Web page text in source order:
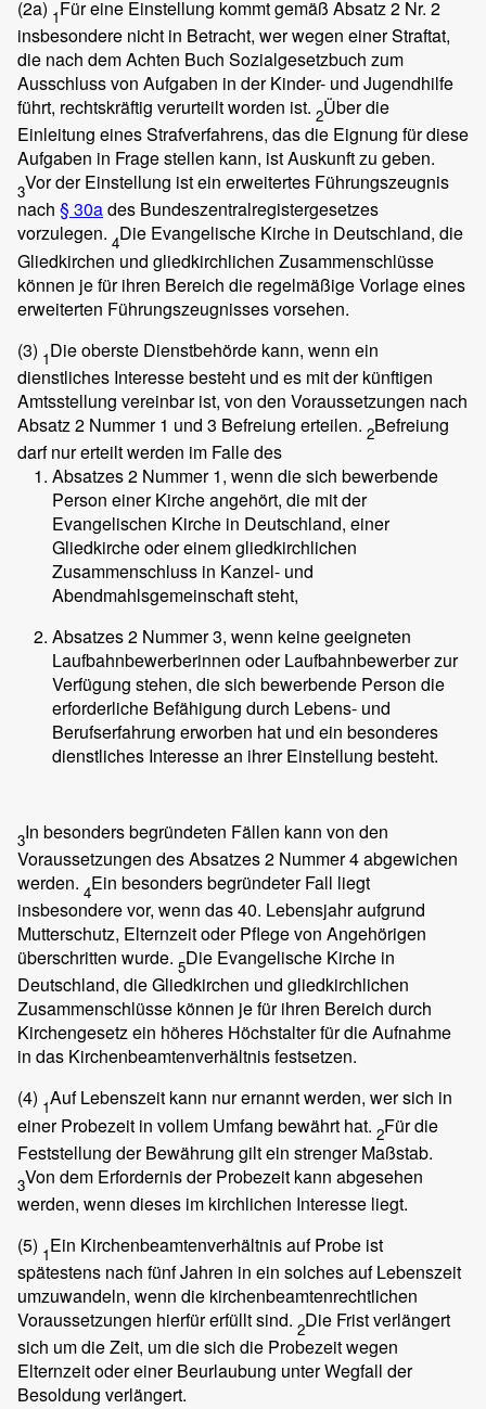
(2a) 1Für eine Einstellung kommt gemäß Absatz 2 Nr. 2
insbesondere nicht in Betracht, wer wegen einer Straftat,
die nach dem Achten Buch Sozialgesetzbuch zum
Ausschluss von Aufgaben in der Kinder- und Jugendhilfe
führt, rechtskräftig verurteilt worden ist. 2Über die
Einleitung eines Strafverfahrens, das die Eignung für diese
Aufgaben in Frage stellen kann, ist Auskunft zu geben.
3Vor der Einstellung ist ein erweitertes Führungszeugnis
nach § 30ades Bundeszentralregistergesetzes
vorzulegen. 4Die Evangelische Kirche in Deutschland, die
Gliedkirchen und gliedkirchlichen Zusammenschlüsse
können je für ihren Bereich die regelmäßige Vorlage eines
erweiterten Führungszeugnisses vorsehen.
(3) 1Die oberste Dienstbehörde kann, wenn ein
dienstliches Interesse besteht und es mit der künftigen
Amtsstellung vereinbar ist, von den Voraussetzungen nach
Absatz 2 Nummer 1 und 3 Befreiung erteilen. 2Befreiung
darf nur erteilt werden im Falle des
Absatzes 2 Nummer 1, wenn die sich bewerbende
Person einer Kirche angehört, die mit der
Evangelischen Kirche in Deutschland, einer
Gliedkirche oder einem gliedkirchlichen
Zusammenschluss in Kanzel- und
Abendmahlsgemeinschaft steht,
Absatzes 2 Nummer 3, wenn keine geeigneten
Laufbahnbewerberinnen oder Laufbahnbewerber zur
Verfügung stehen, die sich bewerbende Person die
erforderliche Befähigung durch Lebens- und
Berufserfahrung erworben hat und ein besonderes
dienstliches Interesse an ihrer Einstellung besteht.
3In besonders begründeten Fällen kann von den
Voraussetzungen des Absatzes 2 Nummer 4 abgewichen
werden. 4Ein besonders begründeter Fall liegt
insbesondere vor, wenn das 40. Lebensjahr aufgrund
Mutterschutz, Elternzeit oder Pflege von Angehörigen
überschritten wurde. 5Die Evangelische Kirche in
Deutschland, die Gliedkirchen und gliedkirchlichen
Zusammenschlüsse können je für ihren Bereich durch
Kirchengesetz ein höheres Höchstalter für die Aufnahme
in das Kirchenbeamtenverhältnis festsetzen.
(4) 1Auf Lebenszeit kann nur ernannt werden, wer sich in
einer Probezeit in vollem Umfang bewährt hat. 2Für die
Feststellung der Bewährung gilt ein strenger Maßstab.
3Von dem Erfordernis der Probezeit kann abgesehen
werden, wenn dieses im kirchlichen Interesse liegt.
(5) 1Ein Kirchenbeamtenverhältnis auf Probe ist
spätestens nach fünf Jahren in ein solches auf Lebenszeit
umzuwandeln, wenn die kirchenbeamtenrechtlichen
Voraussetzungen hierfür erfüllt sind. 2Die Frist verlängert
sich um die Zeit, um die sich die Probezeit wegen
Elternzeit oder einer Beurlaubung unter Wegfall der
Besoldung verlängert.